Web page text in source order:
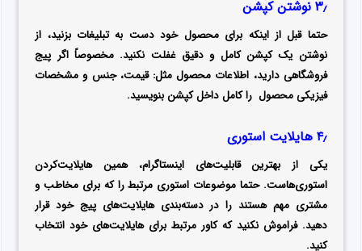
۳٫ نوشتن کپشن
حتما قبل از اینکه برای محصول خود دست به تبلیغات بزنید، از
نوشتن یک کپشن کامل و دقیق غفلت نکنید. مخصوصاً اگر پیج
فروشگاهی دارید، اطلاعات محصول مثل: قیمت، جنس و مشخصات
فیزیکی محصول را کامل داخل کپشن بنویسید.
۴٫ هایلایت استوری
یکی از بهترین قابلیت‌های اینستاگرام، همین هایلایت‌کردن
استوری‌هاست. حتما موضوعات استوری مرتبط را که برای مخاطب و
مشتری مهم هستند را در دسته‌بندی هایلایت‌های پیج خود قرار
دهید. فراموش نکنید که کاور مرتبط برای هایلایت‌های خود انتخاب
کنید.